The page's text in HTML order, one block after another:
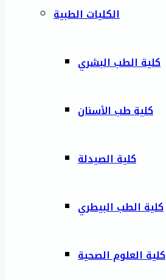
الكليات الطبية
كلية الطب البشري
كلية طب الأسنان
كلية الصيدلة
كلية الطب البيطري
كلية العلوم الصحية